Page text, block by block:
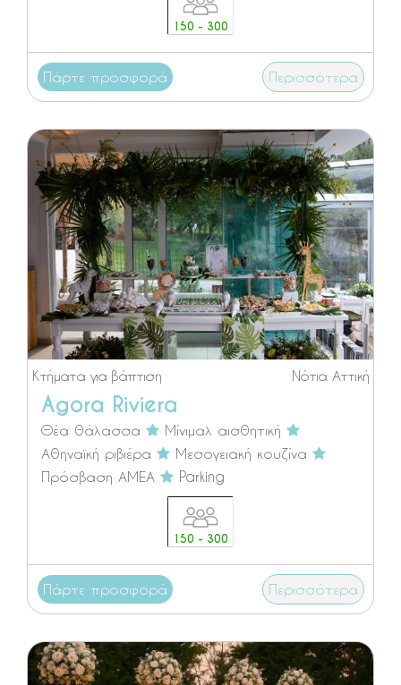
150 - 300
Πάρτε προσφορά Περισσότερα
Νότια Αττική
Κτήματα για βάπτιση
Agora Riviera
Θέα θάλασσα
Μίνιμαλ αισθητική
Αθηναϊκή ριβιέρα
Μεσογειακή κουζίνα
Πρόσβαση ΑΜΕΑ
Parking
150 - 300
Πάρτε προσφορά Περισσότερα